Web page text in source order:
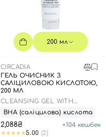
200 мл
CIRCADIA
ГЕЛЬ ОЧИСНИК З
САЛІЦИЛОВОЮ КИСЛОТОЮ,
200 МЛ
CLEANSING GEL WITH
SALICYLIC ACID
ВНА (саліцилова) кислота
2,088₴ +104 кешбек
5.00 (2)